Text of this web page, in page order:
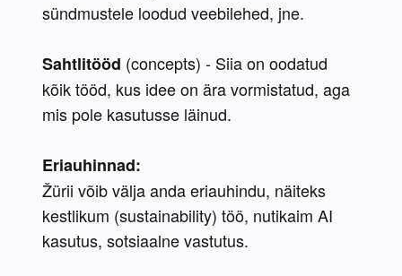
sündmustele loodud veebilehed, jne.
Sahtlitööd (concepts) - Siia on oodatud
kõik tööd, kus idee on ära vormistatud, aga
mis pole kasutusse läinud.
Eriauhinnad:
Žürii võib välja anda eriauhindu, näiteks
kestlikum (sustainability) töö, nutikaim AI
kasutus, sotsiaalne vastutus.